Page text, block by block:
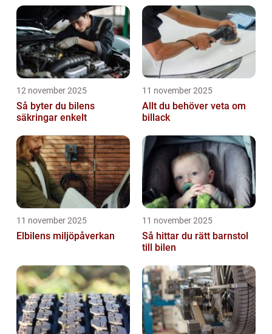
12 november 2025
Så byter du bilens
säkringar enkelt
11 november 2025
Allt du behöver veta om
billack
11 november 2025
Elbilens miljöpåverkan
11 november 2025
Så hittar du rätt barnstol
till bilen